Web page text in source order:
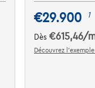
€29.900 1
Dès€615,46/
Découvrez